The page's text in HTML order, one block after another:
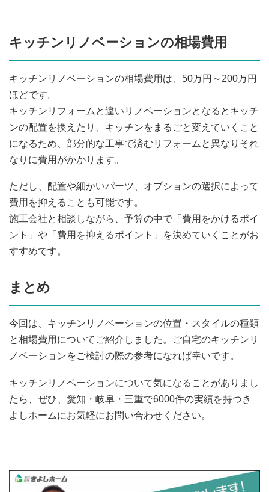
キッチンリノベーションの相場費用
キッチンリノベーションの相場費用は、50万円～200万円
ほどです。
キッチンリフォームと違いリノベーションとなるとキッチ
ンの配置を換えたり、キッチンをまるごと変えていくこと
になるため、部分的な工事で済むリフォームと異なりそれ
なりに費用がかかります。
ただし、配置や細かいパーツ、オプションの選択によって
費用を抑えることも可能です。
施工会社と相談しながら、予算の中で「費用をかけるポイ
ント」や「費用を抑えるポイント」を決めていくことがお
すすめです。
まとめ
今回は、キッチンリノベーションの位置・スタイルの種類
と相場費用についてご紹介しました。ご自宅のキッチンリ
ノベーションをご検討の際の参考になれば幸いです。
キッチンリノベーションについて気になることがありまし
たら、ぜひ、愛知・岐阜・三重で6000件の実績を持つき
よしホームにお気軽にお問い合わせください。